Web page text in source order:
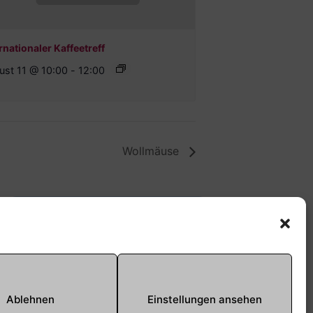
Ablehnen Einstellungen ansehen
Kaffeetreff
11 @ 10:00 - 12:00
Wollmäuse
E-Mail: